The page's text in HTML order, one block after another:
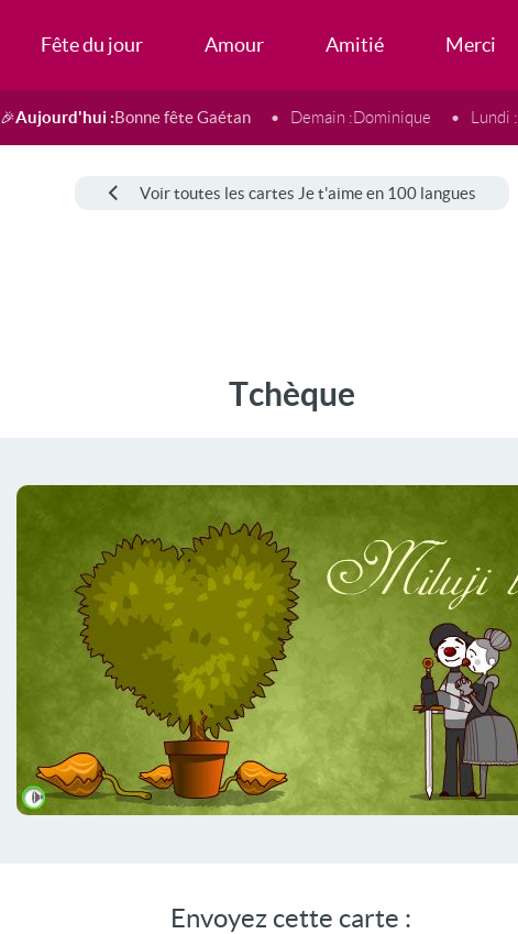
Fête du jour Amour Amitié Merci
🎉Aujourd'hui :Bonne fête Gaétan Demain :Dominique Lundi :
Voir toutes les cartes Je t'aime en 100 langues
Tchèque
Envoyez cette carte :